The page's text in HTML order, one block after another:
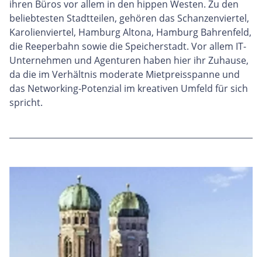
ihren Büros vor allem in den hippen Westen. Zu den
beliebtesten Stadtteilen, gehören das Schanzenviertel,
Karolienviertel, Hamburg Altona, Hamburg Bahrenfeld,
die Reeperbahn sowie die Speicherstadt. Vor allem IT-
Unternehmen und Agenturen haben hier ihr Zuhause,
da die im Verhältnis moderate Mietpreisspanne und
das Networking-Potenzial im kreativen Umfeld für sich
spricht.